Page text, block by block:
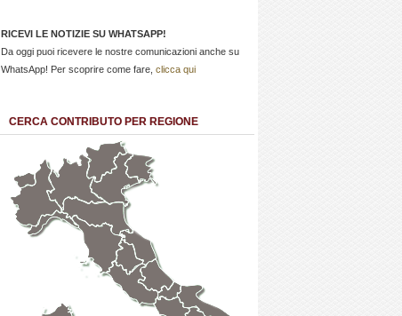
RICEVI LE NOTIZIE SU WHATSAPP!
Da oggi puoi ricevere le nostre comunicazioni anche su
WhatsApp! Per scoprire come fare, clicca qui
CERCA CONTRIBUTO PER REGIONE
Abruzzo
Emilia Romagna
Friuli
Venezia
Giulia
Lombardia
Marche
Molise
Piemonte
Trentino
Adige
Umbria
Valle
d'Aosta